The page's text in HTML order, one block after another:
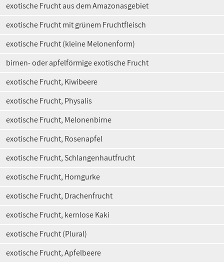
exotische Frucht aus dem Amazonasgebiet
exotische Frucht mit grünem Fruchtfleisch
exotische Frucht (kleine Melonenform)
birnen- oder apfelförmige exotische Frucht
exotische Frucht, Kiwibeere
exotische Frucht, Physalis
exotische Frucht, Melonenbirne
exotische Frucht, Rosenapfel
exotische Frucht, Schlangenhautfrucht
exotische Frucht, Horngurke
exotische Frucht, Drachenfrucht
exotische Frucht, kernlose Kaki
exotische Frucht (Plural)
exotische Frucht, Apfelbeere